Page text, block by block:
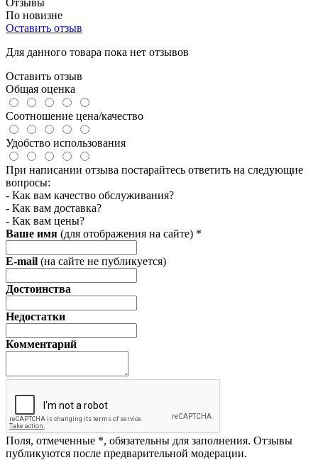
По новизне
Оставить отзыв
Для данного товара пока нет отзывов
Оставить отзыв
Общая оценка
Соотношение цена/качество
Удобство использования
При написании отзыва постарайтесь ответить на следующие
вопросы:
- Как вам качество обслуживания?
- Как вам доставка?
- Как вам цены?
Ваше имя (для отображения на сайте) *
E-mail (на сайте не публикуется)
Достоинства
Недостатки
Комментарий
Поля, отмеченные *, обязательны для заполнения. Отзывы
публикуются после предварительной модерации.